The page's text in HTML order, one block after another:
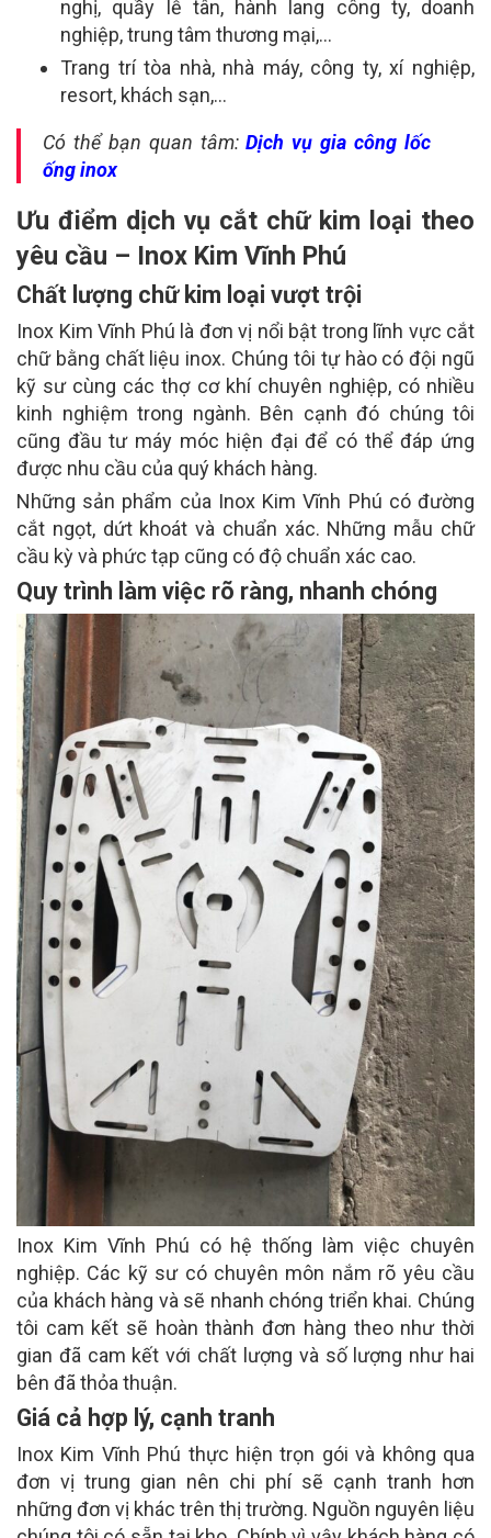
nghị, quầy lễ tân, hành lang công ty, doanh
nghiệp, trung tâm thương mại,…
Trang trí tòa nhà, nhà máy, công ty, xí nghiệp,
resort, khách sạn,…
Có thể bạn quan tâm:Dịch vụ gia công lốc
ống inox
Ưu điểm dịch vụ cắt chữ kim loại theo
yêu cầu – Inox Kim Vĩnh Phú
Chất lượng chữ kim loại vượt trội
Inox Kim Vĩnh Phú là đơn vị nổi bật trong lĩnh vực cắt
chữ bằng chất liệu inox. Chúng tôi tự hào có đội ngũ
kỹ sư cùng các thợ cơ khí chuyên nghiệp, có nhiều
kinh nghiệm trong ngành. Bên cạnh đó chúng tôi
cũng đầu tư máy móc hiện đại để có thể đáp ứng
được nhu cầu của quý khách hàng.
Những sản phẩm của Inox Kim Vĩnh Phú có đường
cắt ngọt, dứt khoát và chuẩn xác. Những mẫu chữ
cầu kỳ và phức tạp cũng có độ chuẩn xác cao.
Quy trình làm việc rõ ràng, nhanh chóng
Inox Kim Vĩnh Phú có hệ thống làm việc chuyên
nghiệp. Các kỹ sư có chuyên môn nắm rõ yêu cầu
của khách hàng và sẽ nhanh chóng triển khai. Chúng
tôi cam kết sẽ hoàn thành đơn hàng theo như thời
gian đã cam kết với chất lượng và số lượng như hai
bên đã thỏa thuận.
Giá cả hợp lý, cạnh tranh
Inox Kim Vĩnh Phú thực hiện trọn gói và không qua
đơn vị trung gian nên chi phí sẽ cạnh tranh hơn
những đơn vị khác trên thị trường. Nguồn nguyên liệu